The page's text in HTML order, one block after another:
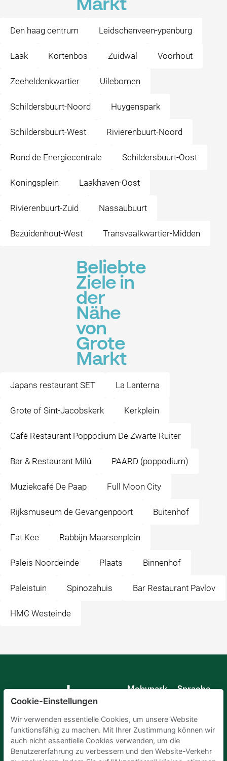
Markt
Den haag centrum Leidschenveen-ypenburg
Laak Kortenbos Zuidwal Voorhout
Zeeheldenkwartier Uilebomen
Schildersbuurt-Noord Huygenspark
Schildersbuurt-West Rivierenbuurt-Noord
Rond de Energiecentrale Schildersbuurt-Oost
Koningsplein Laakhaven-Oost
Rivierenbuurt-Zuid Nassaubuurt
Bezuidenhout-West Transvaalkwartier-Midden
Beliebte
Ziele in
der
Nähe
von
Grote
Markt
Japans restaurant SET La Lanterna
Grote of Sint-Jacobskerk Kerkplein
Café Restaurant Poppodium De Zwarte Ruiter
Bar & Restaurant Milú PAARD (poppodium)
Muziekcafé De Paap Full Moon City
Rijksmuseum de Gevangenpoort Buitenhof
Fat Kee Rabbijn Maarsenplein
Paleis Noordeinde Plaats Binnenhof
Paleistuin Spinozahuis Bar Restaurant Pavlov
HMC Westeinde
Mobypark
Sprache
Spanisch
Französisch
Italienisch
Niederländisch
Cookie-Einstellungen
Wir verwenden essentielle Cookies, um unsere Website
funktionsfähig zu machen. Mit Ihrer Zustimmung können wir
auch nicht essentielle Cookies verwenden, um die
Benutzererfahrung zu verbessern und den Website-Verkehr